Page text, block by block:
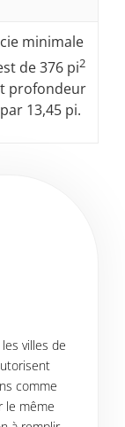
minimale
de 376 pi2
profondeur
13,45 pi.
villes de
comme
le même